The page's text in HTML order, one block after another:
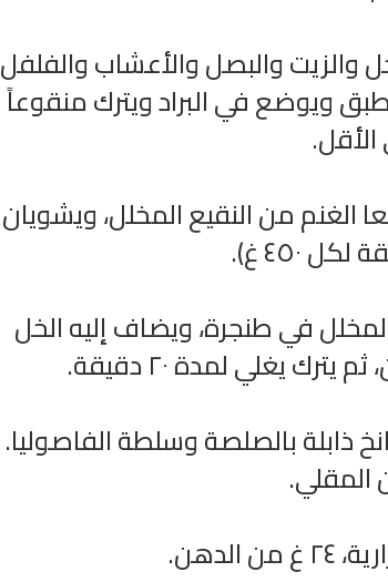
والبصل والأعشاب والفلفل
ويوضع في البراد ويترك منقوعاً
يخرج ضلعا الغنم من النقيع المخلل، ويشويان
في طنجرة، ويضاف إليه الخل
يغلي لمدة ٢٠ دقيقة.
بالصلصة وسلطة الفاصوليا.
المقلي.
جبريل